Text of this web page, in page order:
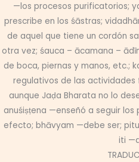
—los procesos purificatorios;
prescribe en los śāstras;
de aquel que tiene un cordón
otra vez; śauca – ācamana –
de boca, piernas y manos, etc.;
regulativos de las
aunque Jaḍa Bharata no lo
anuśiṣṭena —enseñó a seguir
efecto; bhāvyam —debe ser;
iti